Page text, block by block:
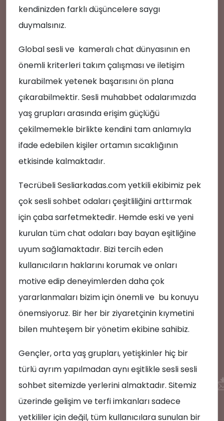
💡
💖
kendinizden farklı düşüncelere saygı
duymalsınız.
Global sesli ve kameralı chat dünyasının en
önemli kriterleri takım çalışması ve iletişim
kurabilmek yetenek başarısını ön plana
çıkarabilmektir. Sesli muhabbet odalarımızda
yaş grupları arasında erişim güçlüğü
çekilmemekle birlikte kendini tam anlamıyla
ifade edebilen kişiler ortamın sıcaklığının
etkisinde kalmaktadır.
Tecrübeli Sesliarkadas.com yetkili ekibimiz pek
çok sesli sohbet odaları çeşitliliğini arttırmak
için çaba sarfetmektedir. Hemde eski ve yeni
kurulan tüm chat odaları bay bayan eşitliğine
uyum sağlamaktadır. Bizi tercih eden
kullanıcıların haklarını korumak ve onları
motive edip deneyimlerden daha çok
yararlanmaları bizim için önemli ve bu konuyu
önemsiyoruz. Bir her bir ziyaretçinin kıymetini
bilen muhteşem bir yönetim ekibine sahibiz.
Gençler, orta yaş grupları, yetişkinler hiç bir
türlü ayrım yapılmadan aynı eşitlikle sesli sesli
sohbet sitemizde yerlerini almaktadır. Sitemiz
üzerinde gelişim ve terfi imkanları sadece
yetkililer için değil, tüm kullanıcılara sunulan bir